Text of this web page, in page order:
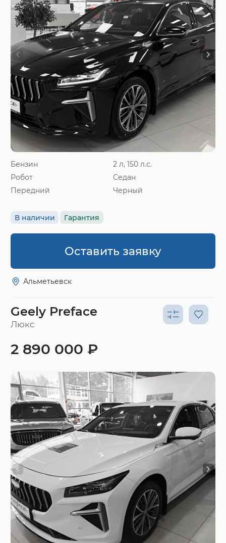
Бензин
2 л, 150 л.с.
Робот
Седан
Передний
Черный
В наличии Гарантия
Оставить заявку
Альметьевск
Geely Preface
Люкс
2 890 000 ₽